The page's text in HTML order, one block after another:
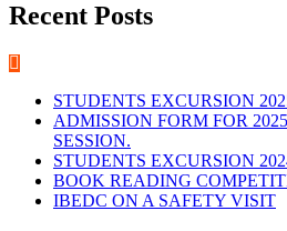
Recent Posts
STUDENTS EXCURSION
ADMISSION FORM FOR
SESSION.
STUDENTS EXCURSION
BOOK READING
IBEDC ON A SAFETY VISIT